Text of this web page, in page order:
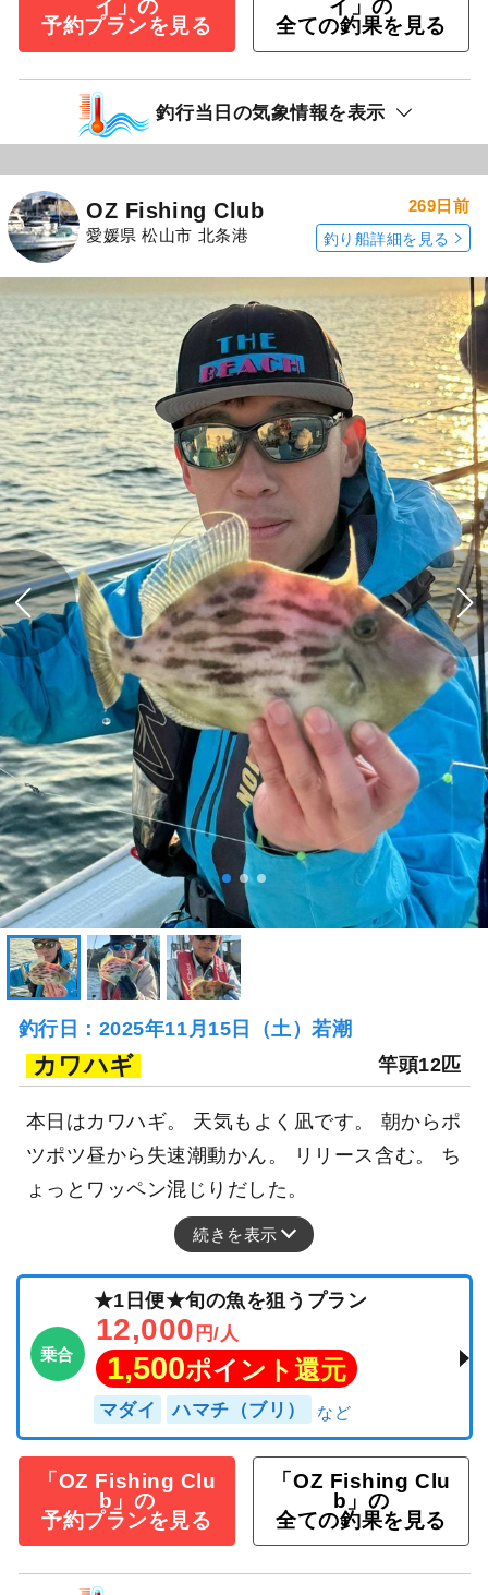
イ」の
予約プランを見る
イ」の
全ての釣果を見る
釣行当日の気象情報を表示
OZ Fishing Club
愛媛県 松山市 北条港
269日前
釣り船詳細を見る
釣行日：2025年11月15日（土）若潮
カワハギ 竿頭12匹
本日はカワハギ。 天気もよく凪です。 朝からポ
ツポツ昼から失速潮動かん。 リリース含む。 ち
ょっとワッペン混じりだした。
続きを表示
乗合
★1日便★旬の魚を狙うプラン
12,000 円/人
1,500ポイント還元
マダイ ハマチ（ブリ）
「OZ Fishing Clu
b」の
予約プランを見る
「OZ Fishing Clu
b」の
全ての釣果を見る